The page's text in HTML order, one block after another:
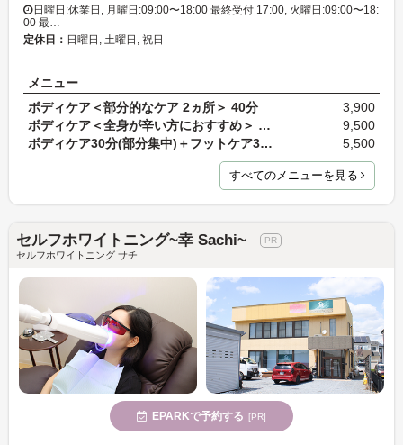
日曜日:休業日, 月曜日:09:00〜18:00 最終受付 17:00, 火曜日:09:00〜18:
00 最…
定休日： 日曜日, 土曜日, 祝日
メニュー
ボディケア＜部分的なケア 2ヵ所＞ 40分
3,900
ボディケア＜全身が辛い方におすすめ＞ 100分
9,500
ボディケア30分(部分集中)＋フットケア30分(足裏～ふ…
5,500
すべてのメニューを見る
セルフホワイトニング~幸 Sachi~
セルフホワイトニング サチ
EPARKで予約する [PR]